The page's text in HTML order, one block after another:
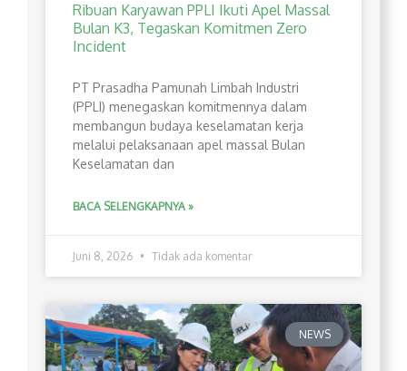
Ribuan Karyawan PPLI Ikuti Apel Massal
Bulan K3, Tegaskan Komitmen Zero
Incident
PT Prasadha Pamunah Limbah Industri
(PPLI) menegaskan komitmennya dalam
membangun budaya keselamatan kerja
melalui pelaksanaan apel massal Bulan
Keselamatan dan
BACA SELENGKAPNYA »
Juni 8, 2026 Tidak ada komentar
NEWS